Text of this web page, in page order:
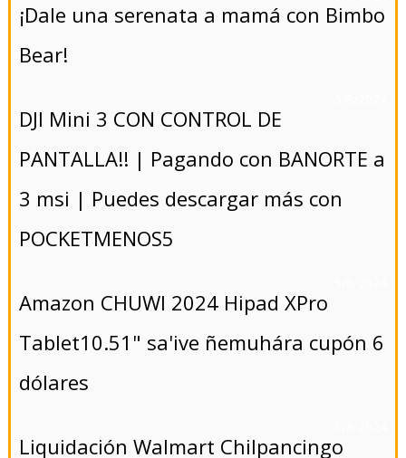
¡Dale una serenata a mamá con Bimbo
Bear!
DJI Mini 3 CON CONTROL DE
PANTALLA!! | Pagando con BANORTE a
3 msi | Puedes descargar más con
POCKETMENOS5
Amazon CHUWI 2024 Hipad XPro
Tablet10.51" sa'ive ñemuhára cupón 6
dólares
Liquidación Walmart Chilpancingo